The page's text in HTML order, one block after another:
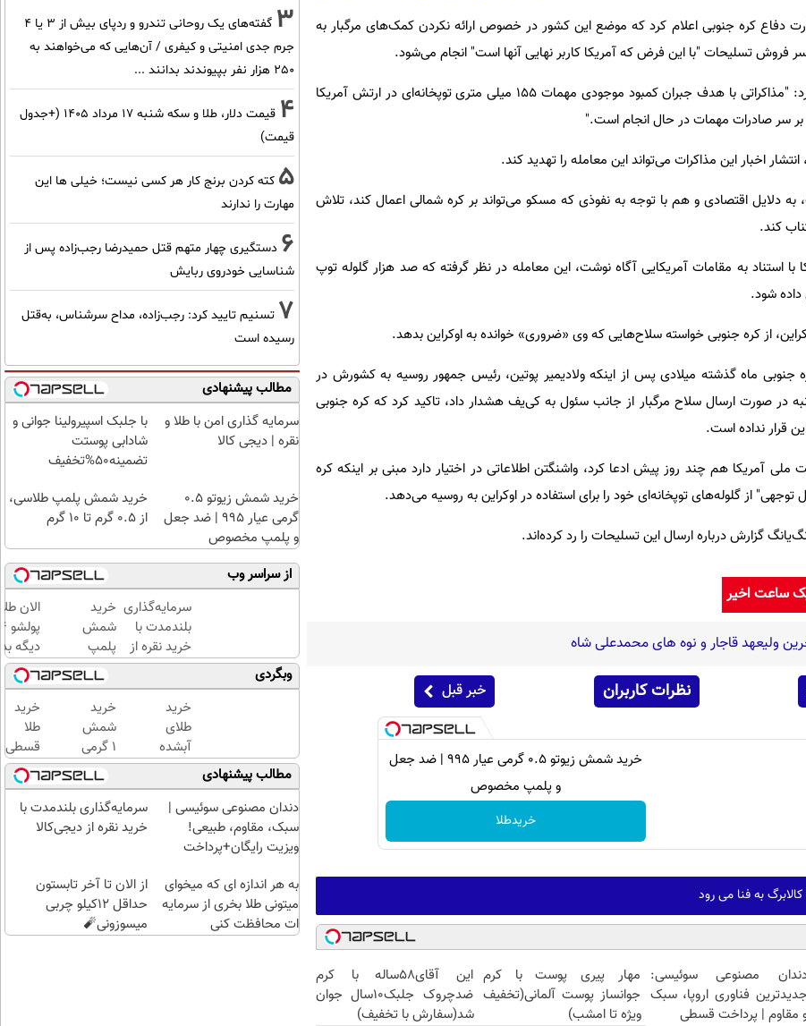
دفاع کره جنوبی اعلام کرد که موضع این کشور در خصوص ارائه نکردن کمک‌های مرگبار به
سر فروش تسلیحات "با این فرض که آمریکا کاربر نهایی آنها است" انجام می‌شود.
این وزارتخانه در بیانیه‌ای اعلام کرد: "مذاکراتی با هدف جبران کمبود موجودی مهمات 155 میلی متری توپخانه‌ای در ارتش آمریکا
سر صادرات مهمات در حال انجام است."
اخبار این مذاکرات می‌تواند این معامله را تهدید کند.
دلایل اقتصادی و هم با توجه به نفوذی که مسکو می‌تواند بر کره شمالی اعمال کند، تلاش
کند.
با استناد به مقامات آمریکایی آگاه نوشت، این معامله در نظر گرفته که صد هزار گلوله توپ
از کره جنوبی خواسته سلاح‌هایی که وی «ضروری» خوانده به اوکراین بدهد.
ماه گذشته میلادی پس از اینکه ولادیمیر پوتین، رئیس جمهور روسیه به کشورش در
در صورت ارسال سلاح مرگبار از جانب سئول به کی‌یف هشدار داد، تاکید کرد که کره جنوبی
قرار نداده است.
آمریکا هم چند روز پیش ادعا کرد، واشنگتن اطلاعاتی در اختیار دارد مبنی بر اینکه کره
توجهی" از گلوله‌های توپخانه‌ای خود را برای استفاده در اوکراین به روسیه می‌دهد.
گزارش درباره ارسال این تسلیحات را رد کرده‌اند.
ساعت اخیر
ولیعهد قاجار و نوه های محمدعلی شاه
نظرات کاربران خبر قبل
خرید شمش زیوتو ۰.۵ گرمی عیار ۹۹۵ | ضد جعل
و پلمپ مخصوص
خریدطلا
به فنا می رود
مصنوعی سوئیسی:
جدیدترین فناوری اروپا، سبک
مقاوم | پرداخت قسطی
مهار پیری پوست با کرم
جوانساز پوست آلمانی(تخفیف
ویژه تا امشب)
این آقای58ساله با کرم
ضدچروک جلبک10سال جوان
شد(سفارش با تخفیف)
3
گفته‌های یک روحانی تندرو و ردپای بیش از ۳ یا ۴
جرم جدی امنیتی و کیفری / آن‌هایی که می‌خواهند به
۲۵۰ هزار نفر بپیوندند بدانند ...
4
قیمت دلار، طلا و سکه شنبه ۱۷ مرداد ۱۴۰۵ (+جدول
قیمت)
5 کته کردن برنج کار هر کسی نیست؛ خیلی ها این
مهارت را ندارند
6 دستگیری چهار متهم قتل حمیدرضا رجب‌زاده پس از
شناسایی خودروی ربایش
7 تسنیم تایید کرد: رجب‌زاده، مداح سرشناس، به‌قتل
رسیده است
مطالب پیشنهادی
سرمایه گذاری امن با طلا و
نقره | دیجی کالا
با جلبک اسپیرولینا جوانی و
شادابی پوستت
تضمینه50%تخفیف
خرید شمش زیوتو ۰.۵
گرمی عیار ۹۹۵ | ضد جعل
و پلمپ مخصوص
خرید شمش پلمپ طلاسی،
از ۰.۵ گرم تا ۱۰ گرم
از سراسر وب
سرمایه‌گذاری
بلندمدت با
خرید نقره از
دیجی‌کالا
خرید
شمش
پلمپ
طلاسی،
از ۰.۵
گرم تا
۱۰ گرم
الان
دیگه
طلا با
بی‌بهره
وبگردی
خرید
طلای
آبشده
حتی با
۱۰۰هزارتومان
خرید
شمش
1 گرمی
از
طلاسی
خرید
طلا
قسطی
مطالب پیشنهادی
دندان مصنوعی سوئیسی |
سبک، مقاوم، طبیعی!
ویزیت رایگان+پرداخت
سرمایه‌گذاری بلندمدت با
خرید نقره از دیجی‌کالا
به هر اندازه ای که میخوای
میتونی طلا بخری از سرمایه
ات محافظت کنی
از الان تا آخر تابستون
حداقل 12کیلو چربی
میسوزونی🧨